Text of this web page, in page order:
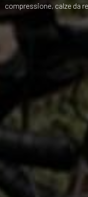
compressione, calze da